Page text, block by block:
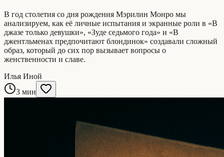
В год столетия со дня рождения Мэрилин Монро мы
анализируем, как её личные испытания и экранные роли в «В
джазе только девушки», «Зуде седьмого года» и «В
джентльменах предпочитают блондинок» создавали сложный
образ, который до сих пор вызывает вопросы о
женственности и славе.
Илья Иной
3 мин